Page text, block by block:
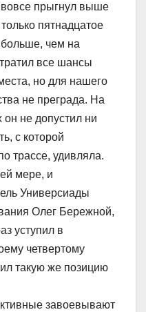
прыгнул выше
пятнадцатое
больше, чем на
все шансы
но для нашего
не преграда. На
не допустил ни
с которой
трассе, удивляла.
мере, и
Универсиады
Олег Бережной,
уступил в
четвертому
такую же позицию
завоевывают